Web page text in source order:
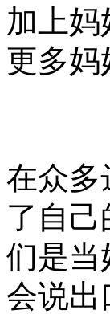
加上
更多妈
在众多
了自
们是
会说出